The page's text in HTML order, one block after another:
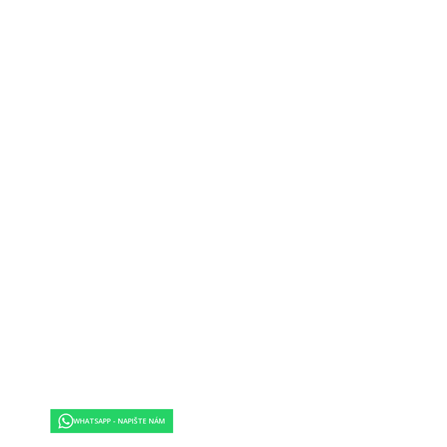
TV/sat., trezor, minilednička, WiFi, balkon.
na pláži za poplatek.
a časech určených hotelem
předchozí rezervaci na recepci)
busem a využívat služeb AI (strava, nápoje) v ostatních HTOP hotelech (po předchozí rezervaci).
WHATSAPP - NAPIŠTE NÁM